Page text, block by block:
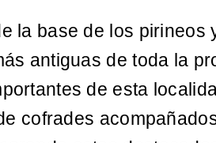
la base de los pirineos
antiguas de toda la
de esta
cofrades